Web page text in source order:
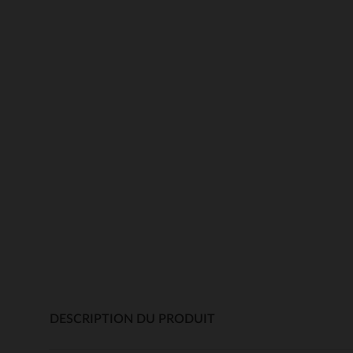
DESCRIPTION DU PRODUIT